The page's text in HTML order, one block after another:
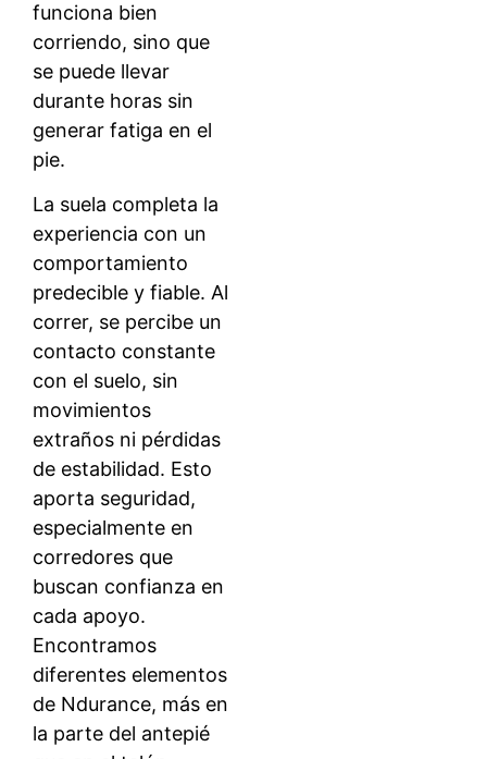
funciona bien
corriendo, sino que
se puede llevar
durante horas sin
generar fatiga en el
pie.
La suela completa la
experiencia con un
comportamiento
predecible y fiable. Al
correr, se percibe un
contacto constante
con el suelo, sin
movimientos
extraños ni pérdidas
de estabilidad. Esto
aporta seguridad,
especialmente en
corredores que
buscan confianza en
cada apoyo.
Encontramos
diferentes elementos
de Ndurance, más en
la parte del antepié